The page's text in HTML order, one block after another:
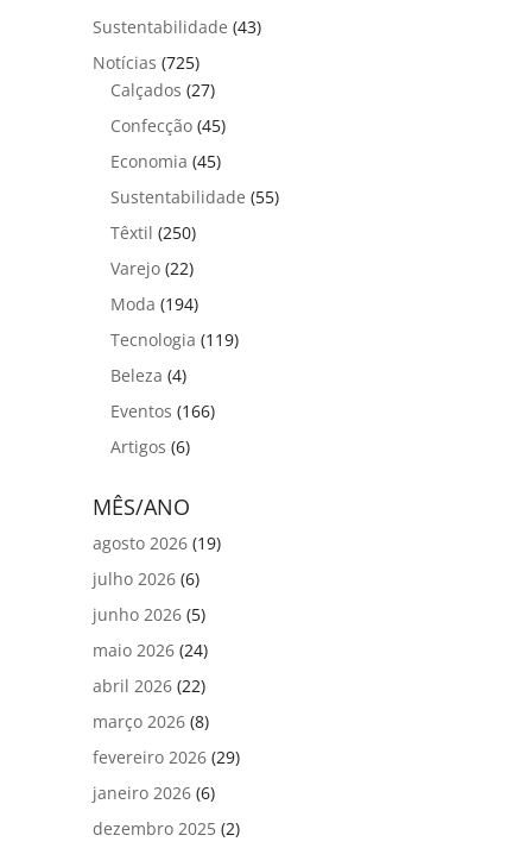
Sustentabilidade (43)
Notícias (725)
Calçados (27)
Confecção (45)
Economia (45)
Sustentabilidade (55)
Têxtil (250)
Varejo (22)
Moda (194)
Tecnologia (119)
Beleza (4)
Eventos (166)
Artigos (6)
MÊS/ANO
agosto 2026 (19)
julho 2026 (6)
junho 2026 (5)
maio 2026 (24)
abril 2026 (22)
março 2026 (8)
fevereiro 2026 (29)
janeiro 2026 (6)
dezembro 2025 (2)